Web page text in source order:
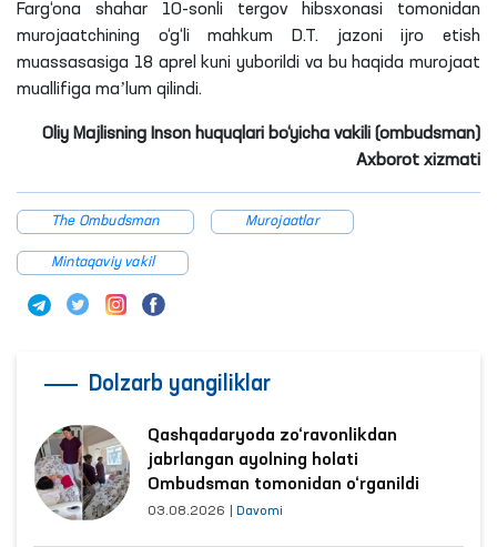
Farg‘ona shahar 10-sonli tergov hibsxonasi tomonidan
murojaatchining o‘g‘li mahkum
D.T. jazoni ijro etish
muassasasiga 18 aprel kuni yuborildi va bu haqida murojaat
muallifiga maʼlum qilindi.
Oliy Majlisning Inson huquqlari bo‘yicha vakili (ombudsman)
Axborot xizmati
The Ombudsman Murojaatlar
Mintaqaviy vakil
Dolzarb yangiliklar
Qashqadaryoda zo‘ravonlikdan
jabrlangan ayolning holati
Ombudsman tomonidan o‘rganildi
03.08.2026 Davomi